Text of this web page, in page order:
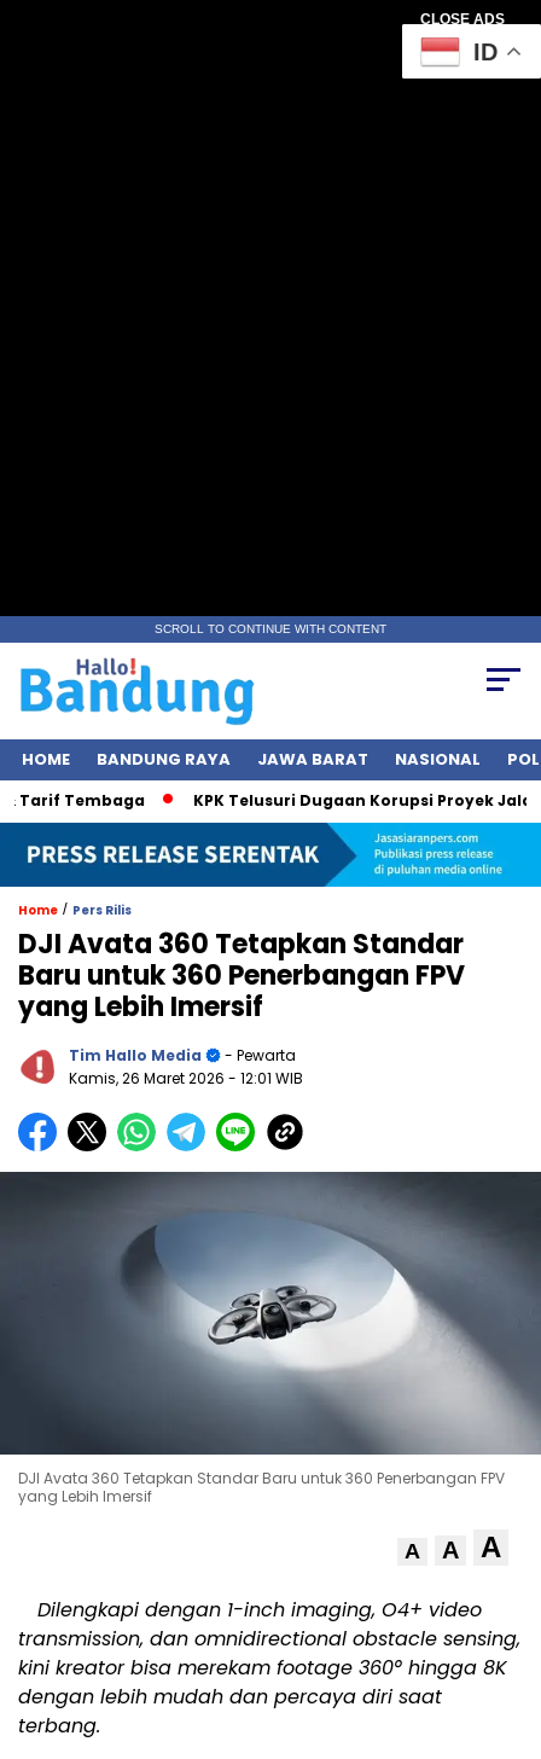
CLOSE ADS
SCROLL TO CONTINUE WITH CONTENT
HOME BANDUNG RAYA JAWA BARAT NASIONAL
Tembaga KPK Telusuri Dugaan Korupsi Proyek Jalan,
Home / Pers Rilis
DJI Avata 360 Tetapkan Standar
Baru untuk 360 Penerbangan FPV
yang Lebih Imersif
Tim Hallo Media
- Pewarta
Kamis, 26 Maret 2026 - 12:01 WIB
DJI Avata 360 Tetapkan Standar Baru untuk 360 Penerbangan FPV
yang Lebih Imersif
A A A
Dilengkapi dengan 1-inch imaging, O4+ video
transmission, dan omnidirectional obstacle sensing,
kini kreator bisa merekam footage 360° hingga 8K
dengan lebih mudah dan percaya diri saat
terbang.
ID